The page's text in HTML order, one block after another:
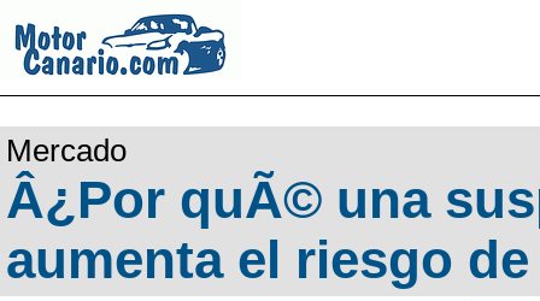
Mercado
Â¿Por quÃ© una
aumenta el riesgo